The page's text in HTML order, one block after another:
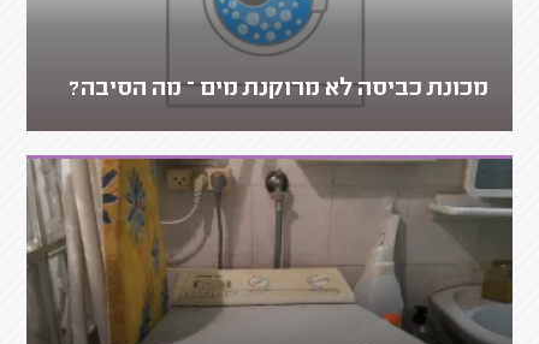
מכונת כביסה לא מרוקנת מים – מה הסיבה?